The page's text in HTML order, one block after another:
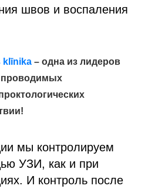
швов и воспаления
klīnika – одна из лидеров
проводимых
мы контролируем
УЗИ, как и при
И контроль после